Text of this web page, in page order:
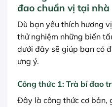
đao chuẩn vị tại nhà
Dù bạn yêu thích hương
thử nghiệm những biến
dưới đây sẽ giúp bạn có
ưng ý.
Công thức 1: Trà bí đao
Đây là công thức cơ bản,